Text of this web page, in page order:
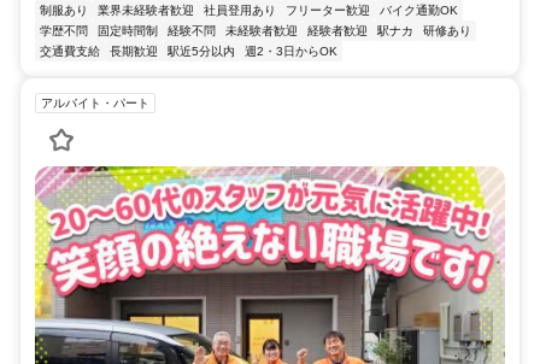
制服あり 業界未経験者歓迎 社員登用あり フリーター歓迎
バイク通勤OK
学歴不問
固定時間制 経験不問 未経験者歓迎 経験者歓迎 駅ナカ
研修あり
交通費支給
長期歓迎 駅近5分以内 週2・3日からOK
アルバイト・パート